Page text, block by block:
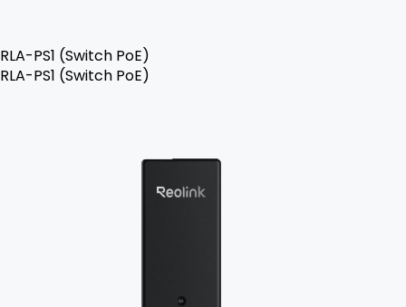
RLA-PS1 (Switch PoE)
RLA-PS1 (Switch PoE)